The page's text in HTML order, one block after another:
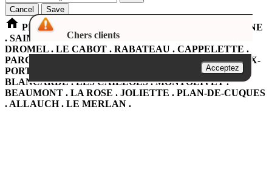
Chers clients
Acceptez
Cancel Save
home PROMOPIZZA Marseille LA PENNE SUR HUVEAUNE
. SAINT-LOUP . SAINT-TRON . ROMAIN-ROLLAND .
DROMEL . LE CABOT . RABATEAU . CAPPELETTE .
PARC DU 26em CENTENAIRE . CASTELLANE . VIEUX-
PORT . LA PLAINE . LE JARRET . SAINT-PIERRE .
BLANCARDE . LES CAILLOLS . MONTOLIVET .
BEAUMONT . LA ROSE . JOLIETTE . PLAN-DE-CUQUES
. ALLAUCH . LE MERLAN .